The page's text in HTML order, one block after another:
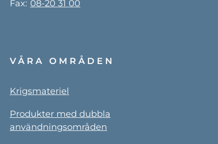
Fax: 08-20 31 00
VÅRA OMRÅDEN
Krigsmateriel
Produkter med dubbla
användningsområden